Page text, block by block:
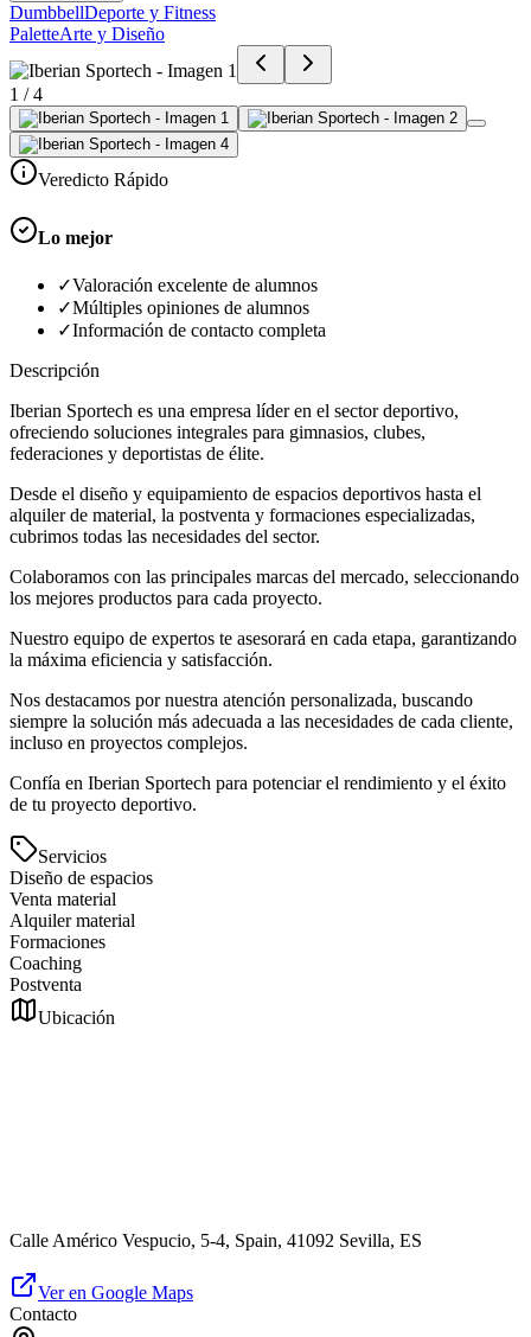
DumbbellDeporte y Fitness
PaletteArte y Diseño
1 /4
Veredicto Rápido
Lo mejor
✓Valoración excelente de alumnos
✓Múltiples opiniones de alumnos
✓Información de contacto completa
Descripción
Iberian Sportech es una empresa líder en el sector deportivo,
ofreciendo soluciones integrales para gimnasios, clubes,
federaciones y deportistas de élite.
Desde el diseño y equipamiento de espacios deportivos hasta el
alquiler de material, la postventa y formaciones especializadas,
cubrimos todas las necesidades del sector.
Colaboramos con las principales marcas del mercado, seleccionando
los mejores productos para cada proyecto.
Nuestro equipo de expertos te asesorará en cada etapa, garantizando
la máxima eficiencia y satisfacción.
Nos destacamos por nuestra atención personalizada, buscando
siempre la solución más adecuada a las necesidades de cada cliente,
incluso en proyectos complejos.
Confía en Iberian Sportech para potenciar el rendimiento y el éxito
de tu proyecto deportivo.
Servicios
Diseño de espacios
Venta material
Alquiler material
Formaciones
Coaching
Postventa
Ubicación
Calle Américo Vespucio, 5-4, Spain, 41092 Sevilla, ES
Ver en Google Maps
Contacto